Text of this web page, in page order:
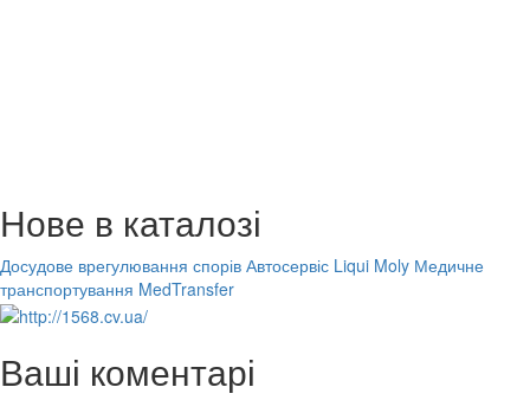
Нове в каталозі
Досудове врегулювання спорів Автосервіс Liqui Moly Медичне
транспортування MedTransfer
Ваші коментарі